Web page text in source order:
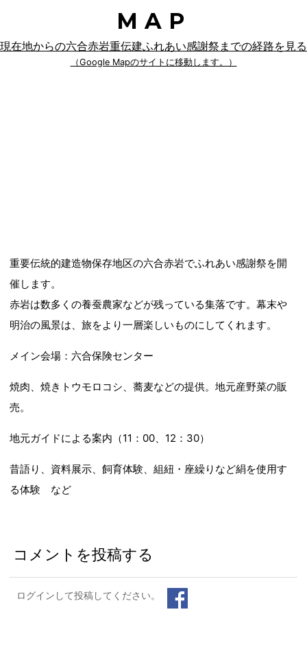
MAP
現在地からの六合赤岩重伝建ふれあい感謝祭までの経路を見る
（Google Mapのサイトに移動します。）
重要伝統的建造物保存地区の六合赤岩でふれあい感謝祭を開
催します。
赤岩は数多くの養蚕農家などが残っている集落です。幕末や
明治の風景は、旅をより一層楽しいものにしてくれます。
メイン会場：六合保険センター
焼肉、焼きトウモロコシ、蕎麦などの提供。地元産野菜の販
売。
地元ガイドによる案内（11：00、12：30）
昔語り、資料展示、飼育体験、組紐・座繰りなど絹を使用す
る体験 など
コメントを投稿する
ログインして投稿してください。